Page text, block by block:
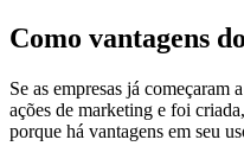
Como vantagens
Se as empresas já começaram
ações de marketing e foi
porque há vantagens em seu